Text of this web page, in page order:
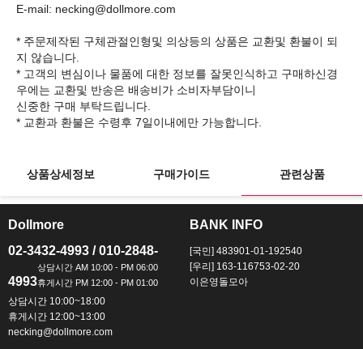
E-mail: necking@dollmore.com
* 주문제작된 구체관절인형및 의상등의 상품은 교환및 환불이 되
지 않습니다.
* 고객의 변심이나 물품에 대한 정보를 잘못인식하고 구매하신경
우에는 교환및 반송은 배송비가 소비자부담이니
신중한 구매 부탁드립니다.
상품상세정보 구매가이드 관련상품
Dollmore
02-3432-4993 / 010-2848-
4993
상담시간 10:00~18:00
휴게시간 12:00~13:00
necking@dollmore.com
BANK INFO
[국민] 483901-01-192540
[우리] 163-116753-02-20
이은영돌모아